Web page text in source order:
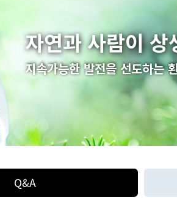
자연과 사람이
지속가능한 발전을 선도하는
Q&A